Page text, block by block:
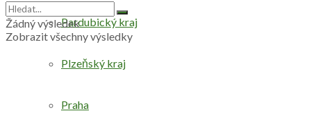
Pardubický kraj
Plzeňský kraj
Praha
Žádný výsledek
Zobrazit všechny výsledky